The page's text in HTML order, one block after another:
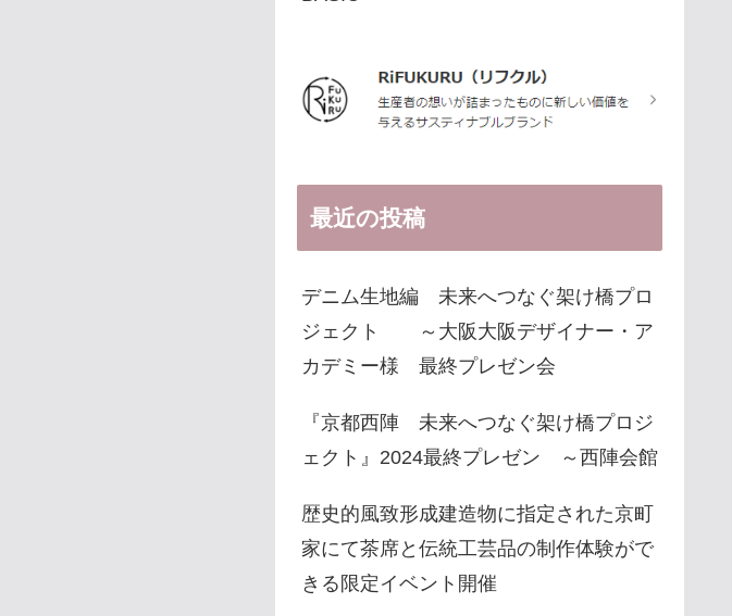
最近の投稿
デニム生地編 未来へつなぐ架け橋プロ
ジェクト ～大阪大阪デザイナー・ア
カデミー様 最終プレゼン会
『京都西陣 未来へつなぐ架け橋プロジ
ェクト』2024最終プレゼン ～西陣会館
歴史的風致形成建造物に指定された京町
家にて茶席と伝統工芸品の制作体験がで
きる限定イベント開催